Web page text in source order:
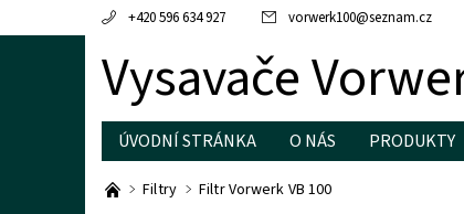
+420 596 634 927 vorwerk100@seznam.cz
Vysavače
ÚVODNÍ STRÁNKA O NÁS PRODUKTY
OCHRANA OSOBNÍCH ÚDAJŮ
Filtry Filtr Vorwerk VB 100